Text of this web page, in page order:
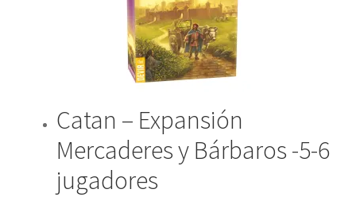
Catan – Expansión
Mercaderes y Bárbaros -5-6
jugadores